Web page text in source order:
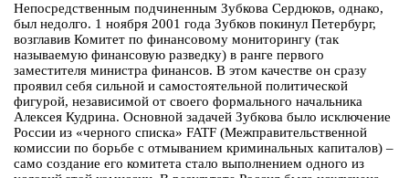
Непосредственным подчиненным Зубкова Сердюков, однако,
был недолго. 1 ноября 2001 года Зубков покинул Петербург,
возглавив Комитет по финансовому мониторингу (так
называемую финансовую разведку) в ранге первого
заместителя министра финансов. В этом качестве он сразу
проявил себя сильной и самостоятельной политической
фигурой, независимой от своего формального начальника
Алексея Кудрина. Основной задачей Зубкова было исключение
России из «черного списка» FATF (Межправительственной
комиссии по борьбе с отмыванием криминальных капиталов) –
само создание его комитета стало выполнением одного из